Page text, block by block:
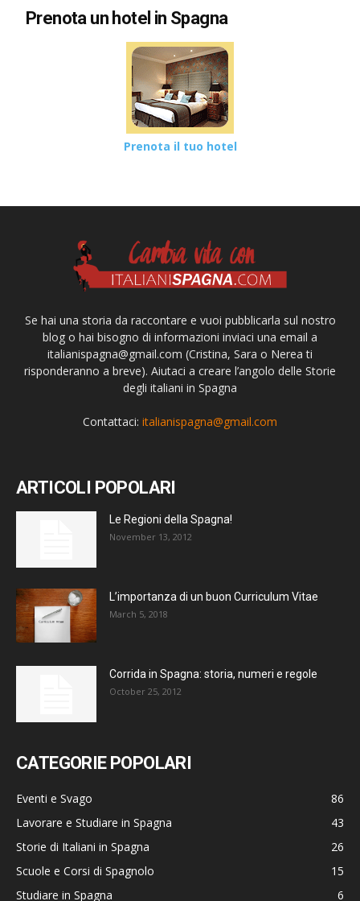
Prenota un hotel in Spagna
Prenota il tuo hotel
Se hai una storia da raccontare e vuoi pubblicarla sul nostro
blog o hai bisogno di informazioni inviaci una email a
italianispagna@gmail.com (Cristina, Sara o Nerea ti
risponderanno a breve). Aiutaci a creare l’angolo delle Storie
degli italiani in Spagna
Contattaci: italianispagna@gmail.com
ARTICOLI POPOLARI
Le Regioni della Spagna!
November 13, 2012
L’importanza di un buon Curriculum Vitae
March 5, 2018
Corrida in Spagna: storia, numeri e regole
October 25, 2012
CATEGORIE POPOLARI
Eventi e Svago
86
Lavorare e Studiare in Spagna
43
Storie di Italiani in Spagna
26
Scuole e Corsi di Spagnolo
15
Studiare in Spagna
6